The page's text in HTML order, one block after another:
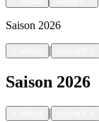
Saison 2026
|
Saison 2026
|